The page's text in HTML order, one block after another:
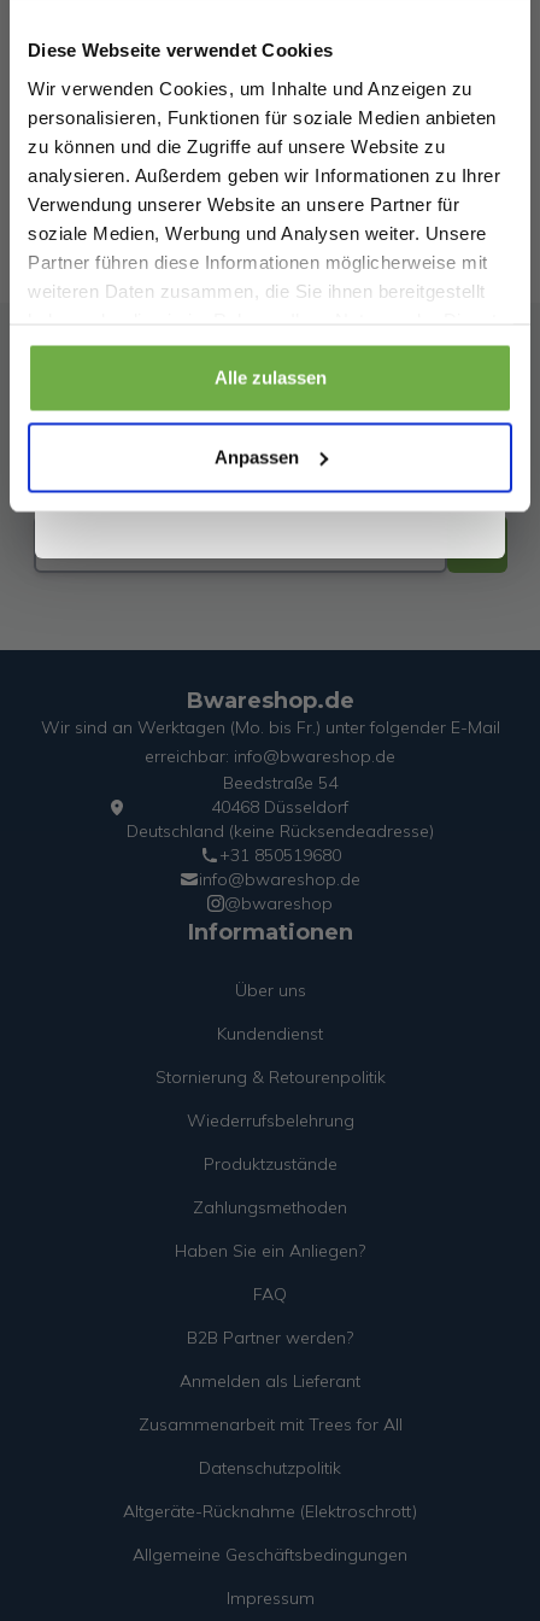
Diese Webseite verwendet Cookies
Wir verwenden Cookies, um Inhalte und Anzeigen zu
personalisieren, Funktionen für soziale Medien anbieten
zu können und die Zugriffe auf unsere Website zu
analysieren. Außerdem geben wir Informationen zu Ihrer
Verwendung unserer Website an unsere Partner für
soziale Medien, Werbung und Analysen weiter. Unsere
Partner führen diese Informationen möglicherweise mit
weiteren Daten zusammen, die Sie ihnen bereitgestellt
gesammelt haben.
Alle zulassen
Anpassen
Pierre Cardin - Herren Pullover Mock
Vergleichspreis 29,95 €
13,99 €
-53%
BewertungenvonTrusted Shops
Newsletter
Bleiben Sie auf dem Laufenden über unsere neuesten
Aktionen!
Bwareshop.de
Wir sind an Werktagen (Mo. bis Fr.) unter folgender E-Mail
erreichbar: info@bwareshop.de
Beedstraße 54
40468 Düsseldorf
Deutschland (keine Rücksendeadresse)
+31 850519680
info@bwareshop.de
@bwareshop
Informationen
Über uns
Kundendienst
Stornierung & Retourenpolitik
Wiederrufsbelehrung
Produktzustände
Zahlungsmethoden
Haben Sie ein Anliegen?
FAQ
B2B Partner werden?
Anmelden als Lieferant
Zusammenarbeit mit Trees for All
Datenschutzpolitik
Altgeräte-Rücknahme (Elektroschrott)
Allgemeine Geschäftsbedingungen
Impressum
Rabatten bis zu 70%.
Geburtstag
Sicher dir 5 € Rabatt
Wenn du dich anmeldest, erklärst du dich damit einverstanden, Angebote
erhalten. Außerdem stimmst du unserer
Datenschutzerklärung